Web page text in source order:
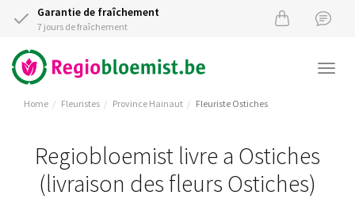
Garantie de fraîchement
7 jours de fraîchement
Home Fleuristes Province Hainaut Fleuriste Ostiches
Regiobloemist livre a Ostiches
(livraison des fleurs Ostiches)